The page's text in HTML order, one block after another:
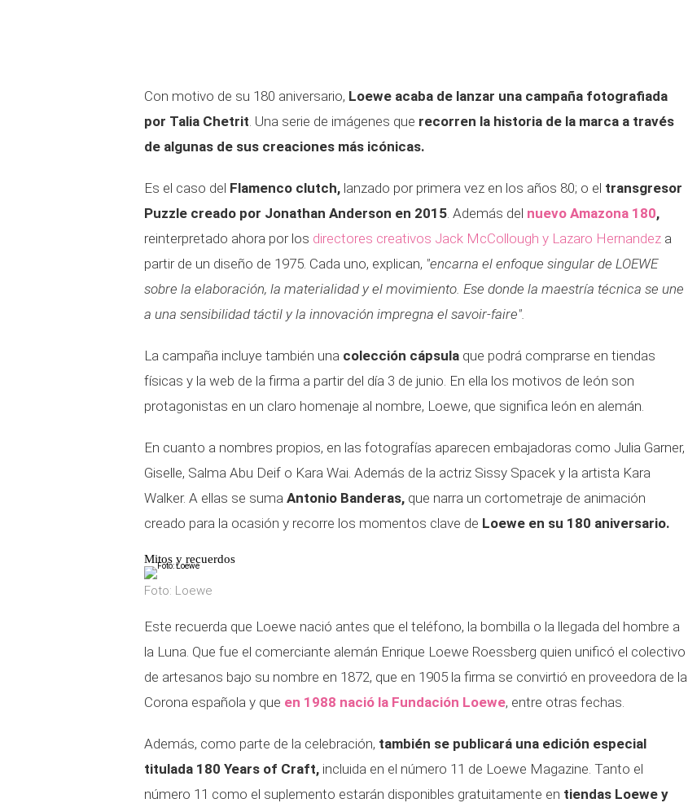
Con motivo de su 180 aniversario, Loewe acaba de lanzar una campaña fotografiada
por Talia Chetrit. Una serie de imágenes que recorren la historia de la marca a través
de algunas de sus creaciones más icónicas.
Es el caso del Flamenco clutch, lanzado por primera vez en los años 80; o el transgresor
Puzzle creado por Jonathan Anderson en 2015. Además del nuevo Amazona 180,
reinterpretado ahora por los directores creativos Jack McCollough y Lazaro Hernandez a
partir de un diseño de 1975. Cada uno, explican, "encarna el enfoque singular de LOEWE
sobre la elaboración, la materialidad y el movimiento. Ese donde la maestría técnica se une
a una sensibilidad táctil y la innovación impregna el savoir-faire".
La campaña incluye también una colección cápsula que podrá comprarse en tiendas
físicas y la web de la firma a partir del día 3 de junio. En ella los motivos de león son
protagonistas en un claro homenaje al nombre, Loewe, que significa león en alemán.
En cuanto a nombres propios, en las fotografías aparecen embajadoras como Julia Garner,
Giselle, Salma Abu Deif o Kara Wai. Además de la actriz Sissy Spacek y la artista Kara
Walker. A ellas se suma Antonio Banderas, que narra un cortometraje de animación
creado para la ocasión y recorre los momentos clave de Loewe en su 180 aniversario.
Mitos y recuerdos
Foto: Loewe
Este recuerda que Loewe nació antes que el teléfono, la bombilla o la llegada del hombre a
la Luna. Que fue el comerciante alemán Enrique Loewe Roessberg quien unificó el colectivo
de artesanos bajo su nombre en 1872, que en 1905 la firma se convirtió en proveedora de la
Corona española y que en 1988 nació la Fundación Loewe, entre otras fechas.
Además, como parte de la celebración, también se publicará una edición especial
titulada 180 Years of Craft, incluida en el número 11 de Loewe Magazine. Tanto el
número 11 como el suplemento estarán disponibles gratuitamente en tiendas Loewe y